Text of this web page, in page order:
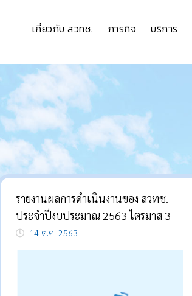
เกี่ยวกับ สวทช. ภารกิจ บริการ
รายงานผลการดำเนินงานของ สวทช.
ประจำปีงบประมาณ 2563 ไตรมาส 3
14 ต.ค. 2563